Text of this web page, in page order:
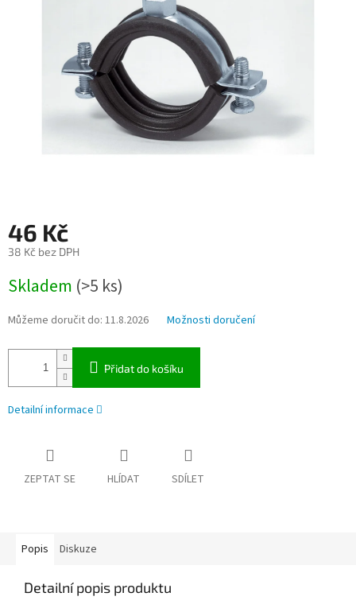
46 Kč
38 Kč bez DPH
cena:
Skladem (>5 ks)
Můžeme doručit do: 11.8.2026 Možnosti doručení
Přidat do košíku
Detailní informace
ZEPTAT SE HLÍDAT SDÍLET
Popis Diskuze
Detailní popis produktu